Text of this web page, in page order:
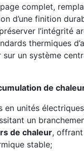
complet,
d’une finition
l’intégrité
thermiques
un système
de
en unités
un
de chaleur,
stable;